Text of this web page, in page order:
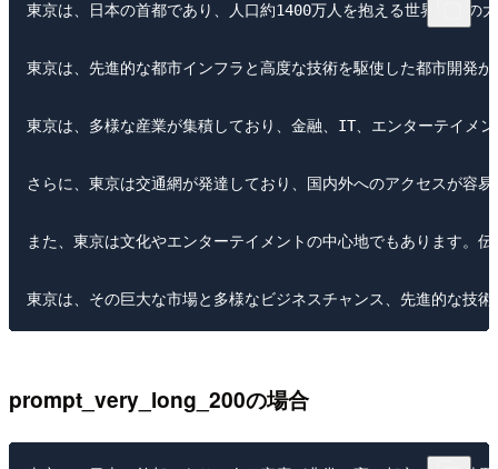
東京は、日本の首都であり、人口約1400万人を抱える世界有数の
東京は、先進的な都市インフラと高度な技術を駆使した都市開発
東京は、多様な産業が集積しており、金融、IT、エンターテイメ
さらに、東京は交通網が発達しており、国内外へのアクセスが容
また、東京は文化やエンターテイメントの中心地でもあります。
prompt_very_long_200の場合